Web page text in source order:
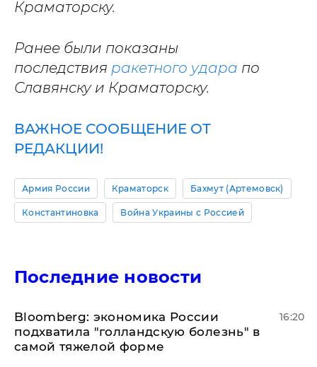
Краматорску.
Ранее были показаны
последствия ракетного удара по
Славянску и Краматорску.
ВАЖНОЕ СООБЩЕНИЕ ОТ
РЕДАКЦИИ!
Армия России Краматорск Бахмут (Артемовск)
Константиновка Война Украины с Россией
Последние новости
Bloomberg: экономика России
подхватила "голландскую болезнь" в
самой тяжелой форме
16:20